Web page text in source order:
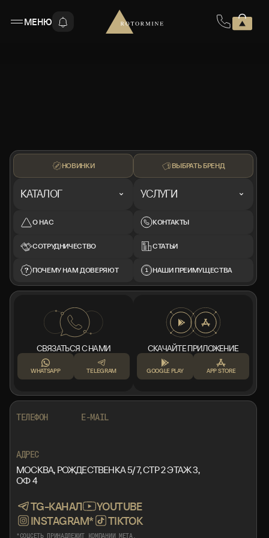
МЕНЮ
НОВИНКИ
КАТАЛОГ
О НАС
СОТРУДНИЧЕСТВО
ПОЧЕМУ НАМ ДОВЕРЯЮТ
ВЫБРАТЬ БРЕНД
УСЛУГИ
КОНТАКТЫ
СТАТЬИ
НАШИ ПРЕИМУЩЕСТВА
СВЯЗАТЬСЯ С НАМИ
WHATSAPP TELEGRAM
СКАЧАЙТЕ ПРИЛОЖЕНИЕ
GOOGLE PLAY APP STORE
ТЕЛЕФОН E-MAIL
АДРЕС
МОСКВА, РОЖДЕСТВЕНКА 5/7, СТР 2 ЭТАЖ 3,
ОФ 4
TG-КАНАЛ
YOUTUBE
INSTAGRAM*
TIKTOK
*СОЦСЕТЬ ПРИНАДЛЕЖИТ КОМПАНИИ META,